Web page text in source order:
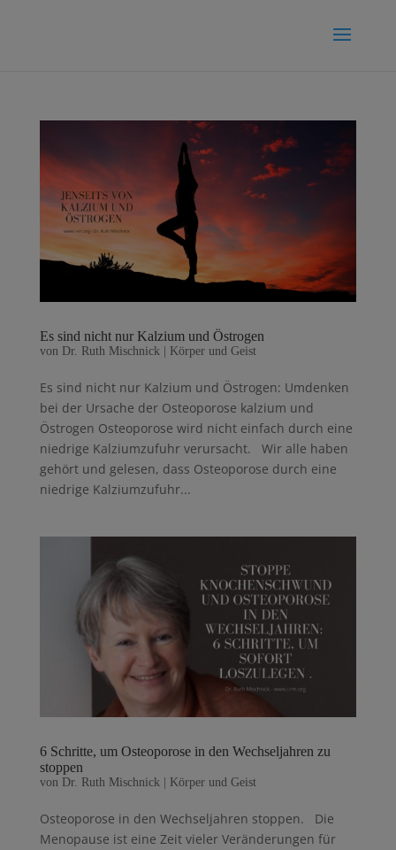
Es sind nicht nur Kalzium und Östrogen
von Dr. Ruth Mischnick Körper und Geist
Es sind nicht nur Kalzium und Östrogen: Umdenken
bei der Ursache der Osteoporose kalzium und
Östrogen Osteoporose wird nicht einfach durch eine
niedrige Kalziumzufuhr verursacht. Wir alle haben
gehört und gelesen, dass Osteoporose durch eine
niedrige Kalziumzufuhr...
6 Schritte, um Osteoporose in den Wechseljahren zu
stoppen
von Dr. Ruth Mischnick| Körper und Geist
Osteoporose in den Wechseljahren stoppen. Die
Menopause ist eine Zeit vieler Veränderungen für